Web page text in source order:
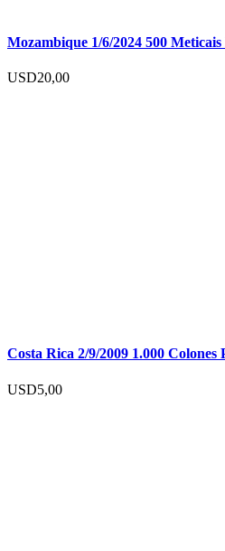
Mozambique 1/6/2024 500
USD20,00
Costa Rica 2/9/2009 1.000 Colones
USD5,00